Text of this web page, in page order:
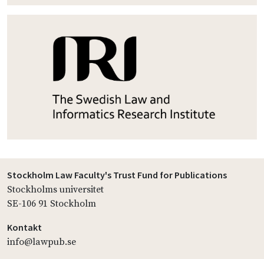
Stockholm Law Faculty's Trust Fund for Publications
Stockholms universitet
SE-106 91 Stockholm
Kontakt
info@lawpub.se